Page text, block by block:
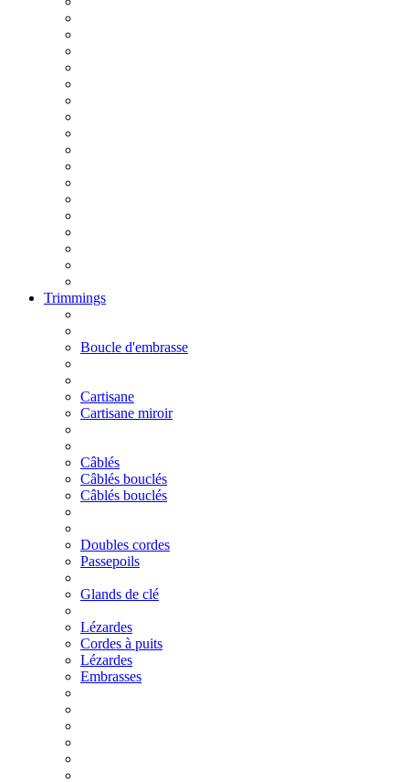
Trimmings
Boucle d'embrasse
Cartisane
Cartisane miroir
Câblés
Câblés bouclés
Câblés bouclés
Doubles cordes
Passepoils
Glands de clé
Lézardes
Cordes à puits
Lézardes
Embrasses